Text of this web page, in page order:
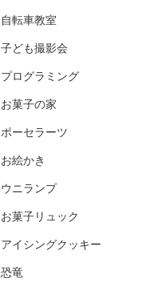
自転車教室
子ども撮影会
プログラミング
お菓子の家
ポーセラーツ
お絵かき
ウニランプ
お菓子リュック
アイシングクッキー
恐竜